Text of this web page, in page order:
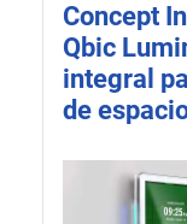
Concept
Qbic
integral
de